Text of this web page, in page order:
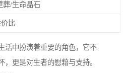
葬/生命晶石
比
活中扮演着重要的角色，它不
，更是对生者的慰藉与支持。